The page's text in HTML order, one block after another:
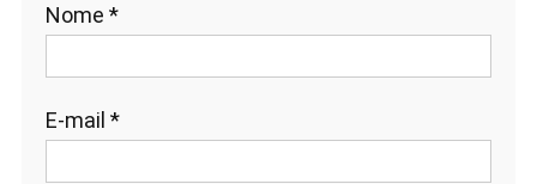
Nome *
E-mail *